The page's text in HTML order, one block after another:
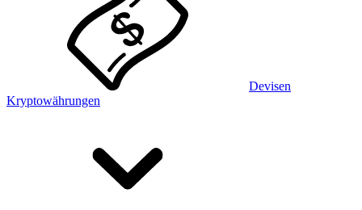
Devisen
Kryptowährungen